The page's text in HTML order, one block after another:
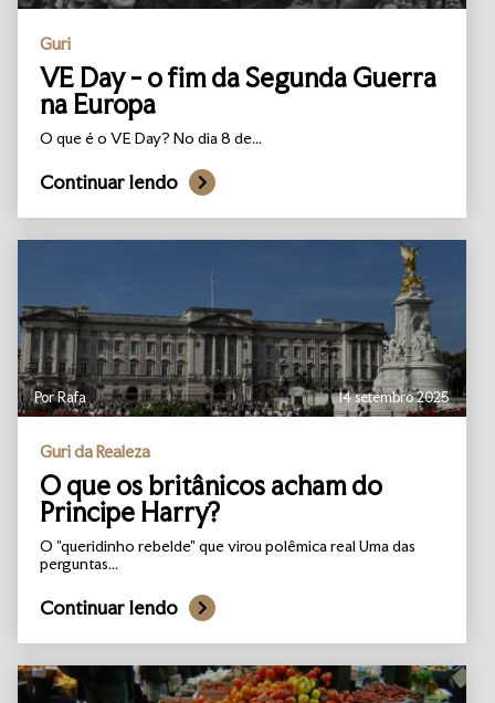
Guri
VE Day - o fim da Segunda Guerra
na Europa
O que é o VE Day? No dia 8 de...
Continuar lendo
Por Rafa 14 setembro 2025
Guri da Realeza
O que os britânicos acham do
Principe Harry?
O "queridinho rebelde" que virou polêmica real Uma das
perguntas...
Continuar lendo